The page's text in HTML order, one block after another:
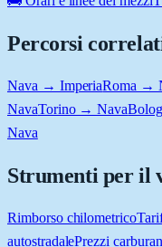
Percorsi
Nava → ImperiaRoma →
NavaTorino → Nava
Nava
Strumenti per il
Rimborso chilometrico
autostradalePrezzi